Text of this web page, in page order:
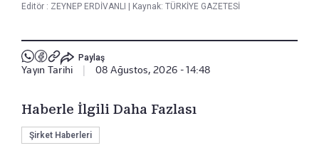
Editör : ZEYNEP ERDİVANLI Kaynak: TÜRKİYE GAZETESİ
Paylaş
Yayın Tarihi 08 Ağustos, 2026 - 14:48
Haberle İlgili Daha Fazlası
Şirket Haberleri